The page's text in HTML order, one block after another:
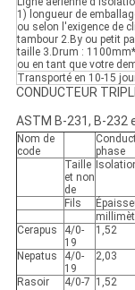
1) longueur de
ou selon l'exigence de
tambour 2.By ou petit
taille 3.Drum :
ou en tant que votre
Transporté en 10-15
CONDUCTEUR
ASTM B-231, B-232
Nom de
code
phase
Taille
et non
de
Fils
Cerapus
4/0-
19
1,52
Nepatus
4/0-
19
2,03
Rasoir 4/0-7 1,52